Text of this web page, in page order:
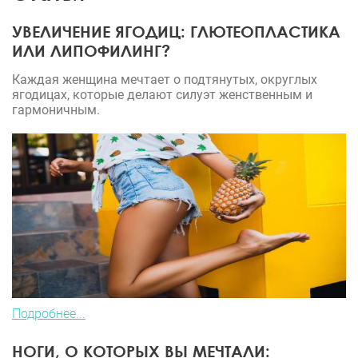
контуры тела приобрели желаемую стройность.
Чувствую себя уверенной, красивой и счастливой.
Рекомендую всем, кто задумывается о коррекции
живота, обращаться к Илье Харисовичу. Его
профессионализм, опыт и внимательное
отношение к пациентам делают его прекрасным
специалистом. Илья Харисович, спасибо вам за
ваш труд, за то, что помогаете людям становиться
лучше!
УВЕЛИЧЕНИЕ ЯГОДИЦ: ГЛЮТЕОПЛАСТИКА
ИЛИ ЛИПОФИЛИНГ?
Каждая женщина мечтает о подтянутых, округлых
ягодицах, которые делают силуэт женственным и
гармоничным.
Подробнее...
НОГИ, О КОТОРЫХ ВЫ МЕЧТАЛИ: